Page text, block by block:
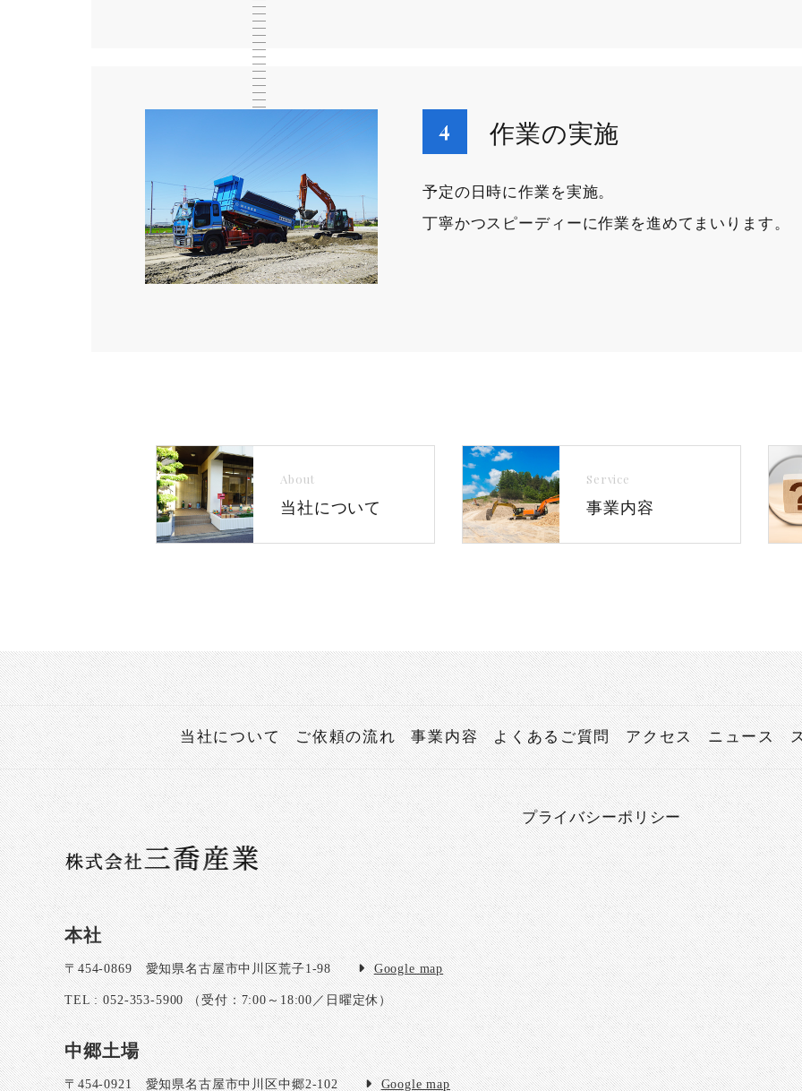
作業の実施
予定の日時に作業を実施。
丁寧かつスピーディーに作業を進めてまいります。
About
当社について
Service
事業内容
当社について ご依頼の流れ 事業内容 よくあるご質問 アクセス ニュース
プライバシーポリシー
本社
〒454-0869愛知県名古屋市中川区荒子1-98 Google map
TEL : 052-353-5900 （受付：7:00～18:00／日曜定休）
中郷土場
〒454-0921愛知県名古屋市中川区中郷2-102 Google map